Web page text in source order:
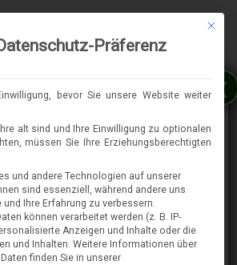
x
Mit
Präferenz
bevor Sie unsere Website weiter
alt sind und Ihre Einwilligung zu optionalen
müssen Sie Ihre Erziehungsberechtigten
und andere Technologien auf unserer
sind essenziell, während andere uns
Ihre Erfahrung zu verbessern.
können verarbeitet werden (z. B. IP-
Anzeigen und Inhalte oder die
und Inhalten. Weitere Informationen über
finden Sie in unserer